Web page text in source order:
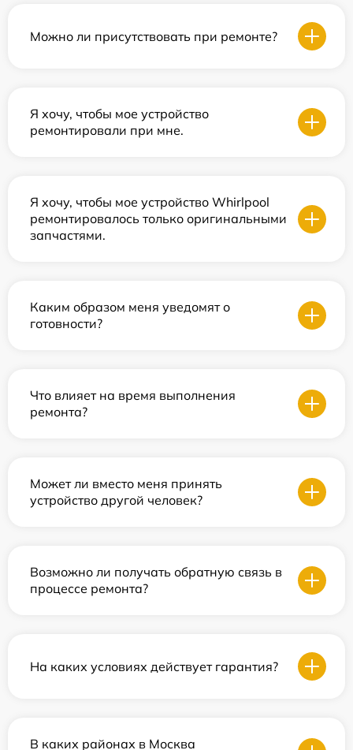
Можно ли присутствовать при ремонте?
Я хочу, чтобы мое устройство
ремонтировали при мне.
Я хочу, чтобы мое устройство Whirlpool
ремонтировалось только оригинальными
запчастями.
Каким образом меня уведомят о
готовности?
Что влияет на время выполнения
ремонта?
Может ли вместо меня принять
устройство другой человек?
Возможно ли получать обратную связь в
процессе ремонта?
На каких условиях действует гарантия?
В каких районах в Москва